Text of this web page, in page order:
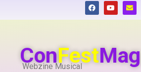
ConFestMag
Webzine Musical